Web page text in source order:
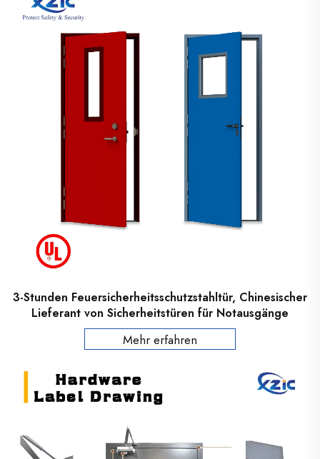
3-Stunden Feuersicherheitsschutzstahltür, Chinesischer
Lieferant von Sicherheitstüren für Notausgänge
Mehr erfahren